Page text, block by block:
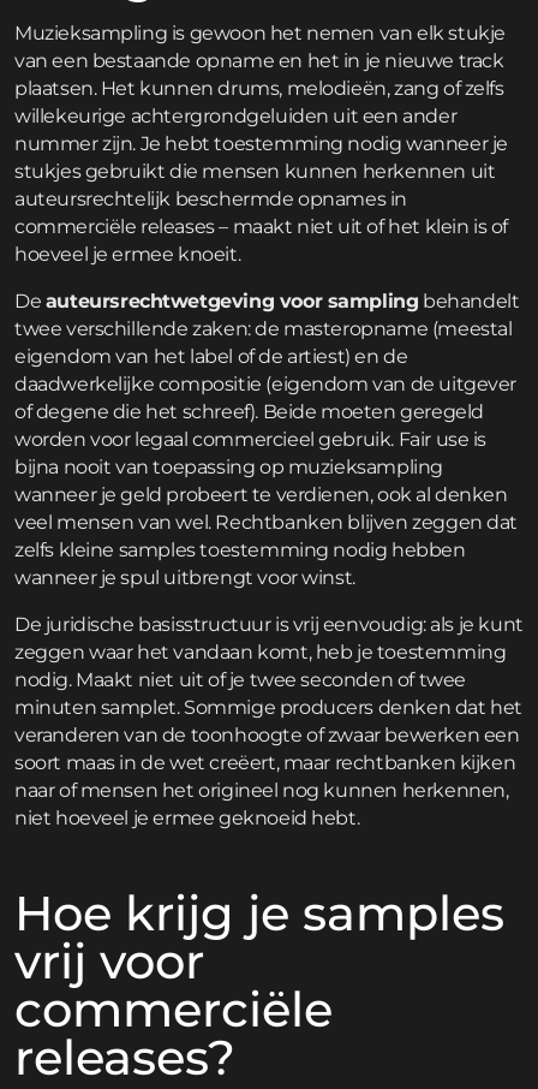
Muzieksampling is gewoon het nemen van elk stukje
van een bestaande opname en het in je nieuwe track
plaatsen. Het kunnen drums, melodieën, zang of zelfs
willekeurige achtergrondgeluiden uit een ander
nummer zijn. Je hebt toestemming nodig wanneer je
stukjes gebruikt die mensen kunnen herkennen uit
auteursrechtelijk beschermde opnames in
commerciële releases – maakt niet uit of het klein is of
hoeveel je ermee knoeit.
De auteursrechtwetgeving voor sampling behandelt
twee verschillende zaken: de masteropname (meestal
eigendom van het label of de artiest) en de
daadwerkelijke compositie (eigendom van de uitgever
of degene die het schreef). Beide moeten geregeld
worden voor legaal commercieel gebruik. Fair use is
bijna nooit van toepassing op muzieksampling
wanneer je geld probeert te verdienen, ook al denken
veel mensen van wel. Rechtbanken blijven zeggen dat
zelfs kleine samples toestemming nodig hebben
wanneer je spul uitbrengt voor winst.
De juridische basisstructuur is vrij eenvoudig: als je kunt
zeggen waar het vandaan komt, heb je toestemming
nodig. Maakt niet uit of je twee seconden of twee
minuten samplet. Sommige producers denken dat het
veranderen van de toonhoogte of zwaar bewerken een
soort maas in de wet creëert, maar rechtbanken kijken
naar of mensen het origineel nog kunnen herkennen,
niet hoeveel je ermee geknoeid hebt.
Hoe krijg je samples
vrij voor
commerciële
releases?